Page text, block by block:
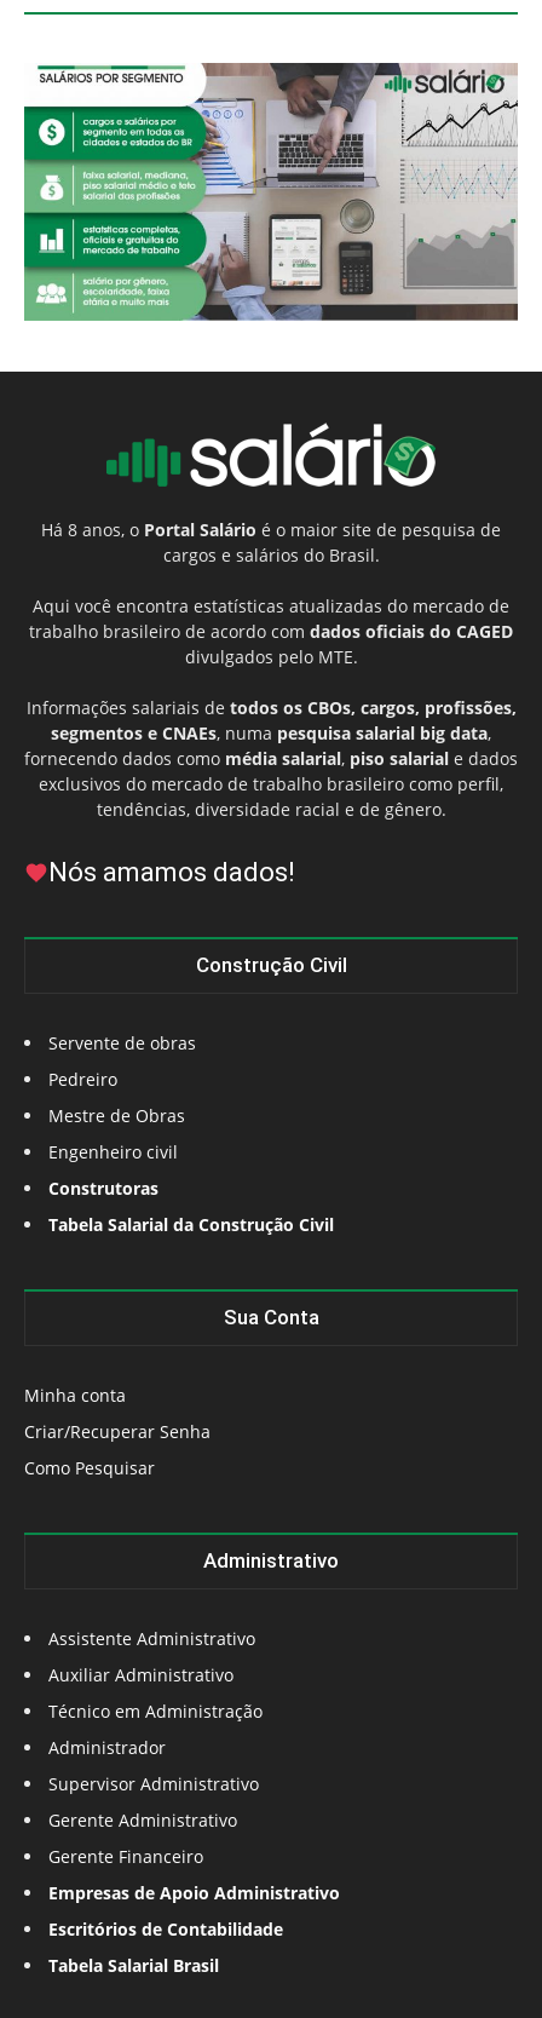
Há 8 anos, o Portal Salário é o maior site de pesquisa de
cargos e salários do Brasil.
Aqui você encontra estatísticas atualizadas do mercado de
trabalho brasileiro de acordo com dados oficiais do CAGED
divulgados pelo MTE.
Informações salariais de todos os CBOs, cargos, profissões,
segmentos e CNAEs, numa pesquisa salarial big data,
fornecendo dados como média salarial, piso salarial e dados
exclusivos do mercado de trabalho brasileiro como perfil,
tendências, diversidade racial e de gênero.
Nós amamos dados!
Construção Civil
Servente de obras
Pedreiro
Mestre de Obras
Engenheiro civil
Construtoras
Tabela Salarial da Construção Civil
Sua Conta
Minha conta
Criar/Recuperar Senha
Como Pesquisar
Administrativo
Assistente Administrativo
Auxiliar Administrativo
Técnico em Administração
Administrador
Supervisor Administrativo
Gerente Administrativo
Gerente Financeiro
Empresas de Apoio Administrativo
Escritórios de Contabilidade
Tabela Salarial Brasil